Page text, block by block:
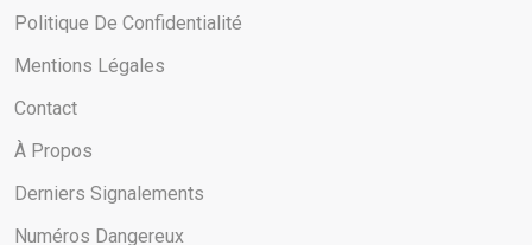
Politique De Confidentialité
Mentions Légales
Contact
À Propos
Derniers Signalements
Numéros Dangereux